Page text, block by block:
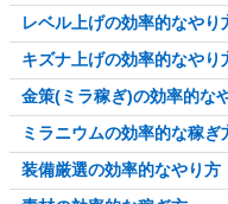
レベル上げの効率的なやり
キズナ上げの効率的なやり
金策(ミラ稼ぎ)の効率的な
ミラニウムの効率的な稼ぎ
装備厳選の効率的なやり方